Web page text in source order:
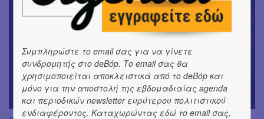
Συμπληρώστε το email σας για να γίνετε
συνδρομητής στο deBόp. Το email σας θα
χρησιμοποιείται αποκλειστικά από το deBόp και
μόνο για την αποστολή της εβδομαδιαίας agenda
και περιοδικών newsletter ευρύτερου πολιτιστικού
ενδιαφέροντος. Καταχωρώντας εδώ το email σας,